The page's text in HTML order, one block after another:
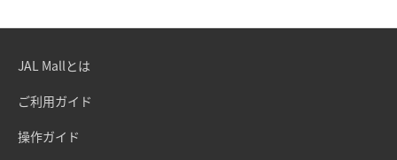
JAL Mallとは
ご利用ガイド
操作ガイド